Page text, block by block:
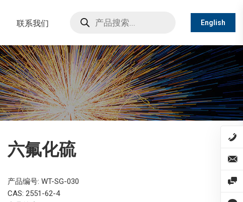
联系我们
search
English
六氟化硫
产品编号: WT-SG-030
CAS: 2551-62-4